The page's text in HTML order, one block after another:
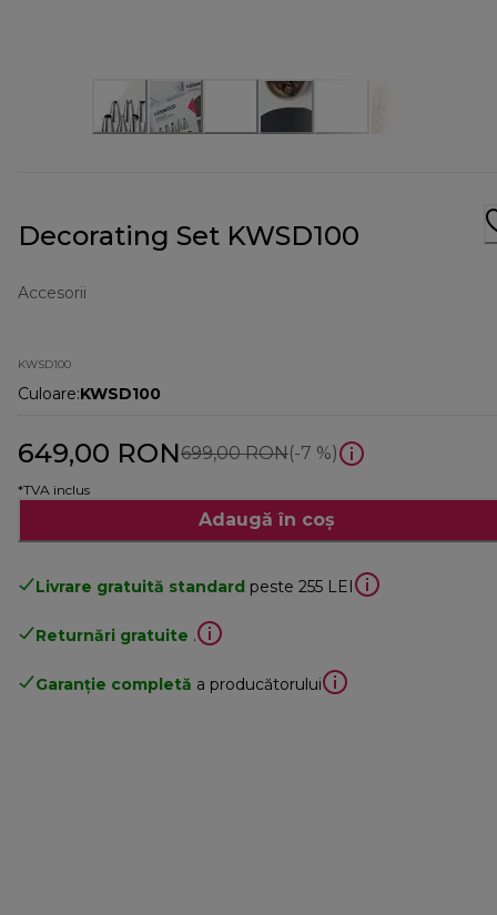
Decorating Set KWSD100
Accesorii
KWSD100
Culoare:KWSD100
649,00 RON699,00 RONpreț inițial 699,00 RON
(-7 %)
*TVA inclus
Adaugă în coș
Livrare gratuită standard peste 255 LEI
Returnări gratuite .
Garanție completă a producătorului